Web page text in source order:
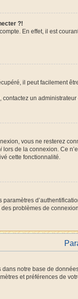
?!
En effet, il est
il peut facilement
un administrateur
vous ne resterez
lors de la connexion. Ce
cette fonctionnalité.
problèmes de
notre base de
et préférences de